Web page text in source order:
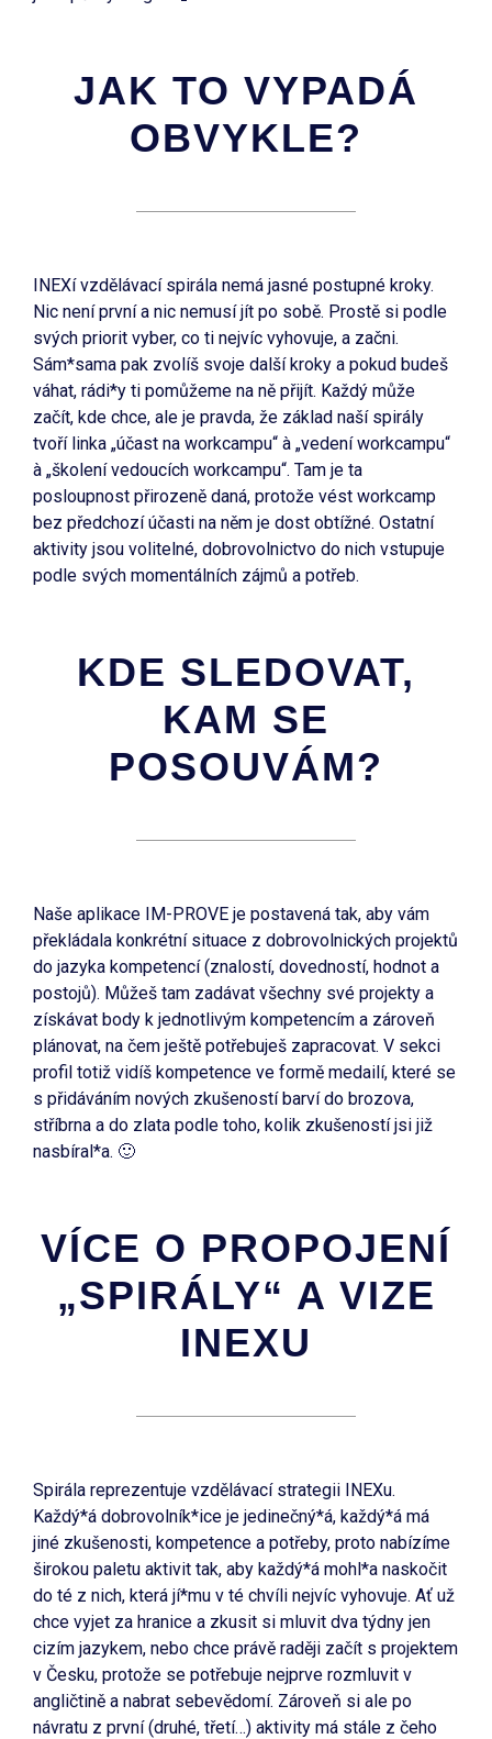
JAK TO VYPADÁ
OBVYKLE?
INEXí vzdělávací spirála nemá jasné postupné kroky.
Nic není první a nic nemusí jít po sobě. Prostě si podle
svých priorit vyber, co ti nejvíc vyhovuje, a začni.
Sám*sama pak zvolíš svoje další kroky a pokud budeš
váhat, rádi*y ti pomůžeme na ně přijít. Každý může
začít, kde chce, ale je pravda, že základ naší spirály
tvoří linka „účast na workcampu“ à „vedení workcampu“
à „školení vedoucích workcampu“. Tam je ta
posloupnost přirozeně daná, protože vést workcamp
bez předchozí účasti na něm je dost obtížné. Ostatní
aktivity jsou volitelné, dobrovolnictvo do nich vstupuje
podle svých momentálních zájmů a potřeb.
KDE SLEDOVAT,
KAM SE
POSOUVÁM?
Naše aplikace IM-PROVE je postavená tak, aby vám
překládala konkrétní situace z dobrovolnických projektů
do jazyka kompetencí (znalostí, dovedností, hodnot a
postojů). Můžeš tam zadávat všechny své projekty a
získávat body k jednotlivým kompetencím a zároveň
plánovat, na čem ještě potřebuješ zapracovat. V sekci
profil totiž vidíš kompetence ve formě medailí, které se
s přidáváním nových zkušeností barví do brozova,
stříbrna a do zlata podle toho, kolik zkušeností jsi již
nasbíral*a. 🙂
VÍCE O PROPOJENÍ
„SPIRÁLY“ A VIZE
INEXU
Spirála reprezentuje vzdělávací strategii INEXu.
Každý*á dobrovolník*ice je jedinečný*á, každý*á má
jiné zkušenosti, kompetence a potřeby, proto nabízíme
širokou paletu aktivit tak, aby každý*á mohl*a naskočit
do té z nich, která jí*mu v té chvíli nejvíc vyhovuje. Ať už
chce vyjet za hranice a zkusit si mluvit dva týdny jen
cizím jazykem, nebo chce právě raději začít s projektem
v Česku, protože se potřebuje nejprve rozmluvit v
angličtině a nabrat sebevědomí. Zároveň si ale po
návratu z první (druhé, třetí…) aktivity má stále z čeho